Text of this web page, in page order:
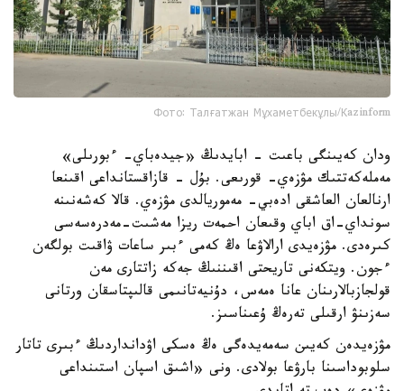
Фото: Талғатжан Мұхаметбекұлы/Кazinform
ودان كەيىنگى باعىت - ابايدىڭ «جيدەباي- ءبورىلى»
مەملەكەتتىك مۋزەي- قورىعى. بۇل - قازاقستانداعى اقىنعا
ارنالعان العاشقى ادەبي- مەموريالدى مۋزەي. قالا كەشەنىنە
سونداي-اق اباي وقىعان احمەت ريزا مەشىت-مەدرەسەسى
كىرەدى. مۋزەيدى ارالاۋعا ەڭ كەمى ءبىر ساعات ۋاقىت بولگەن
ءجون. ويتكەنى تاريحتى اقىننىڭ جەكە زاتتارى مەن
قولجازبالارىنان عانا ەمەس، دۇنيەتانىمى قالىپتاسقان ورتانى
سەزىنۋ ارقىلى تەرەڭ ۇعىناسىز.
مۋزەيدەن كەيىن سەمەيدەگى ەڭ ەسكى اۋدانداردىڭ ءبىرى تاتار
سلوبوداسىنا بارۋعا بولادى. ونى «اشىق اسپان استىنداعى